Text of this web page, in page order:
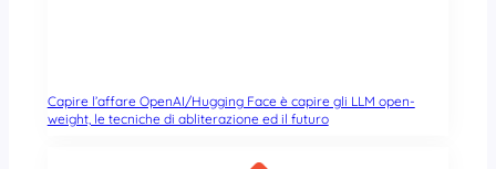
Capire l’affare OpenAI/Hugging Face è capire gli LLM open-
weight, le tecniche di abliterazione ed il futuro